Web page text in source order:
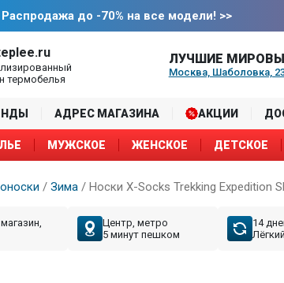
до -70% на все модели! >>
термобелья
ЛУЧШИЕ
Москва, Шаболовка,
АДРЕС МАГАЗИНА АКЦИИ
МУЖСКОЕ ЖЕНСКОЕ ДЕТСКОЕ
/ Зима / Носки X-Socks Trekking Expedition
Центр, метро
5 минут пешком
14